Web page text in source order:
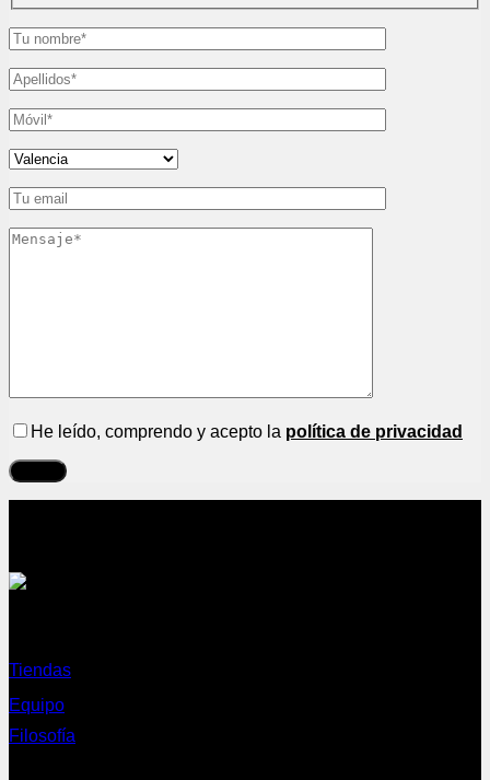
He leído, comprendo y acepto la política de privacidad
Tiendas
Equipo
Filosofía